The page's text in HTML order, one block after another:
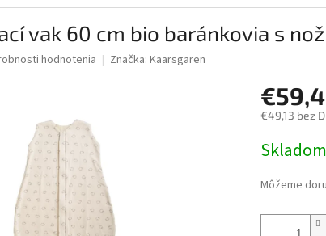
vak 60 cm bio baránkovia s
hodnotenia Značka: Kaarsgaren
€49,13 bez
cena:
Skladom
Môžeme